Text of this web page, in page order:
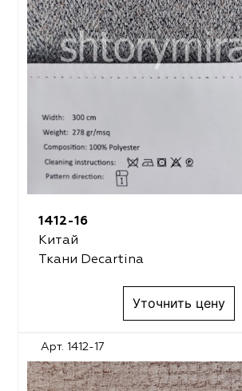
1412-16
Китай
Ткани Decartina
Уточнить цену
Арт. 1412-17